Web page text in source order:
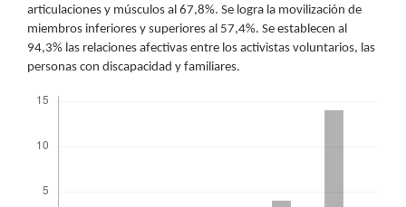
articulaciones y músculos al 67,8%. Se logra la movilización de
miembros inferiores y superiores al 57,4%. Se establecen al
94,3% las relaciones afectivas entre los activistas voluntarios, las
personas con discapacidad y familiares.